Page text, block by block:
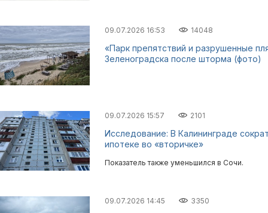
09.07.2026 16:53 14048
«Парк препятствий и разрушенные
Зеленоградска после шторма (фото)
09.07.2026 15:57 2101
Исследование: В Калининграде
ипотеке во «вторичке»
Показатель также уменьшился в Сочи.
09.07.2026 14:45 3350